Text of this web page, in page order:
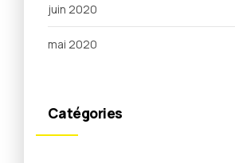
juin 2020
mai 2020
Catégories